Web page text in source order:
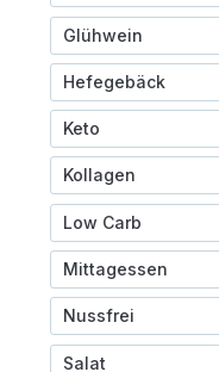
Glühwein
Hefegebäck
Keto
Kollagen
Low Carb
Mittagessen
Nussfrei
Salat